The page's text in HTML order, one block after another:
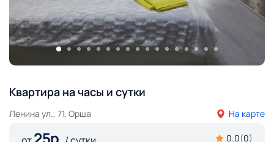
Квартира на часы и сутки
Ленина ул., 71, Орша На карте
0.0(0)